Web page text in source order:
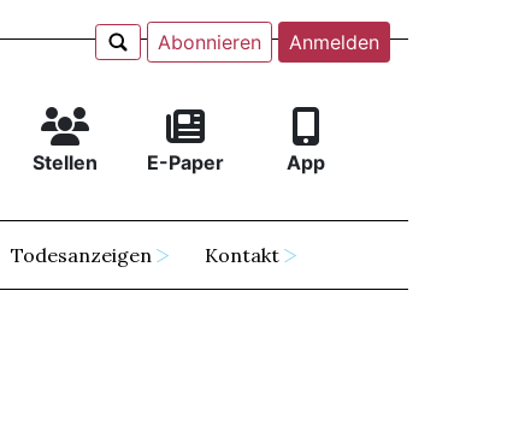
Abonnieren Anmelden
Stellen E-Paper App
Todesanzeigen Kontakt